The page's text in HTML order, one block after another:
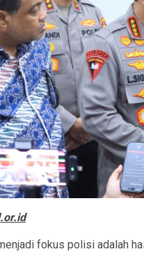
fokus polisi adalah